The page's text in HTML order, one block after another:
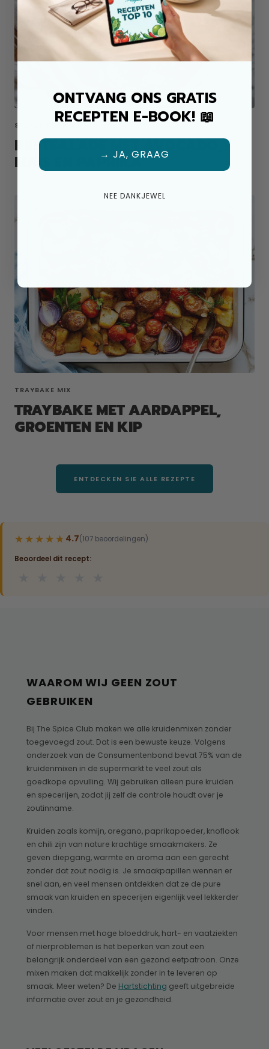
SALADE TOPPING
RIJSTSALADE MET AVOCADO,
MAIS EN PAPRIKA
TRAYBAKE MIX
TRAYBAKE MET AARDAPPEL,
GROENTEN EN KIP
ENTDECKEN SIE ALLE REZEPTE
★★★★★
★★★★★ 4.7(107 beoordelingen)
Beoordeel dit recept:
WAAROM WIJ GEEN ZOUT
GEBRUIKEN
Bij The Spice Club maken we alle kruidenmixen zonder
toegevoegd zout. Dat is een bewuste keuze. Volgens
onderzoek van de Consumentenbond bevat 75% van de
kruidenmixen in de supermarkt te veel zout als
goedkope opvulling. Wij gebruiken alleen pure kruiden
en specerijen, zodat jij zelf de controle houdt over je
zoutinname.
Kruiden zoals komijn, oregano, paprikapoeder, knoflook
en chili zijn van nature krachtige smaakmakers. Ze
geven diepgang, warmte en aroma aan een gerecht
zonder dat zout nodig is. Je smaakpapillen wennen er
snel aan, en veel mensen ontdekken dat ze de pure
smaak van kruiden en specerijen eigenlijk veel lekkerder
vinden.
Voor mensen met hoge bloeddruk, hart- en vaatziekten
of nierproblemen is het beperken van zout een
belangrijk onderdeel van een gezond eetpatroon. Onze
mixen maken dat makkelijk zonder in te leveren op
smaak. Meer weten? De Hartstichting geeft uitgebreide
informatie over zout en je gezondheid.
ONTVANG ONS GRATIS
RECEPTEN E-BOOK! 📖
→ JA, GRAAG
NEE DANKJEWEL